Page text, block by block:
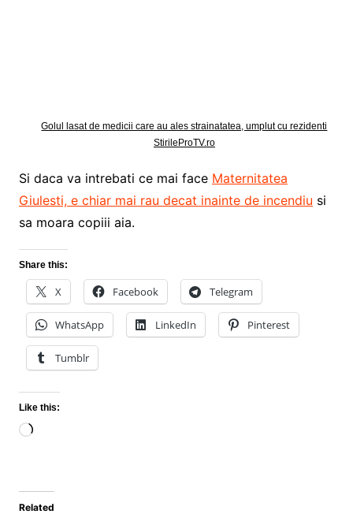
Golul lasat de medicii care au ales strainatatea, umplut cu rezidenti
StirileProTV.ro
Si daca va intrebati ce mai face Maternitatea
Giulesti, e chiar mai rau decat inainte de incendiu si
sa moara copiii aia.
Share this:
X Facebook Telegram
WhatsApp LinkedIn Pinterest
Tumblr
Like this:
Loading…
Related